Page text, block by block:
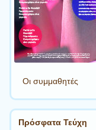
Οι συμμαθητές
Πρόσφατα Τεύχη